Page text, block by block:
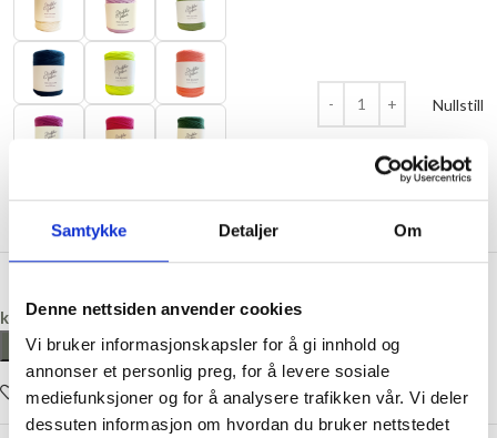
Samtykke Detaljer Om
Denne nettsiden anvender cookies
Vi bruker informasjonskapsler for å gi innhold og
annonser et personlig preg, for å levere sosiale
mediefunksjoner og for å analysere trafikken vår. Vi deler
dessuten informasjon om hvordan du bruker nettstedet
Nullstill
kr 309,00
LEGG I HANDLEKURV
Legg i ønskelisten